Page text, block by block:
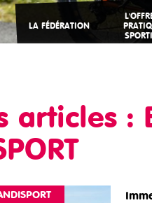
LA FÉDÉRATION
articles :